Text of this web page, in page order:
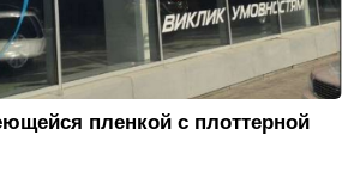
пленкой с плоттерной